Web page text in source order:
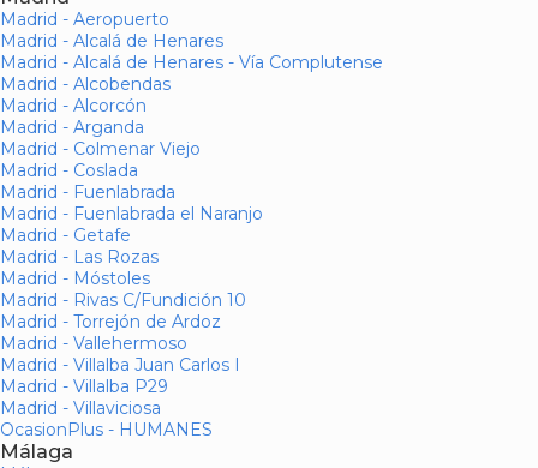
Madrid - Aeropuerto
Madrid - Alcalá de Henares
Madrid - Alcalá de Henares - Vía Complutense
Madrid - Alcobendas
Madrid - Alcorcón
Madrid - Arganda
Madrid - Colmenar Viejo
Madrid - Coslada
Madrid - Fuenlabrada
Madrid - Fuenlabrada el Naranjo
Madrid - Getafe
Madrid - Las Rozas
Madrid - Móstoles
Madrid - Rivas C/Fundición 10
Madrid - Torrejón de Ardoz
Madrid - Vallehermoso
Madrid - Villalba Juan Carlos I
Madrid - Villalba P29
Madrid - Villaviciosa
OcasionPlus - HUMANES
Málaga